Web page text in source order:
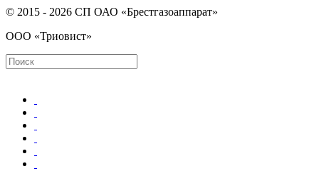
© 2015 - 2026 СП ОАО «Брестгазоаппарат»
ООО «Триовист»